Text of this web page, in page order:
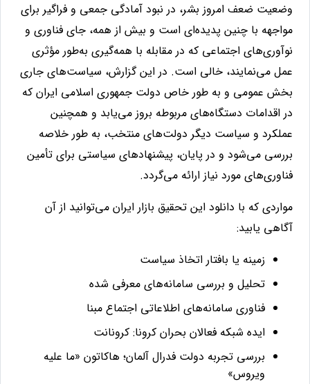
وضعیت ضعف امروز بشر، در نبود آمادگی جمعی و فراگیر برای
مواجهه با چنین پدیده‌ای است و بیش از همه، جای فناوری و
نوآوری‌های اجتماعی که در مقابله با همه‌گیری به‌طور مؤثری
عمل می‌نمایند، خالی است. در این گزارش، سیاست‌های جاری
بخش عمومی و به طور خاص دولت جمهوری اسلامی ایران که
در اقدامات دستگاه‌های مربوطه بروز می‌یابد و همچنین
عملکرد و سیاست دیگر دولت‌های منتخب، به طور خلاصه
بررسی می‌شود و در پایان، پیشنهادهای سیاستی برای تأمین
فناوری‌های مورد نیاز ارائه می‌گردد.
مواردی که با دانلود این تحقیق بازار ایران می‌توانید از آن
آگاهی یابید:
زمینه یا بافتار اتخاذ سیاست
تحلیل و بررسی سامانه‌های معرفی شده
فناوری سامانه‌های اطلاعاتی اجتماع مبنا
ایده شبکه فعالان بحران کرونا: کرونانت
بررسی تجربه دولت فدرال آلمان؛ هاکاتون «ما علیه
ویروس»